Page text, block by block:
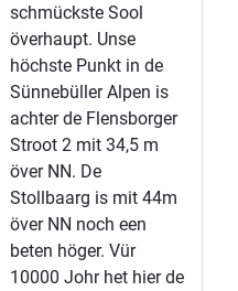
schmückste Sool
överhaupt. Unse
höchste Punkt in de
Sünnebüller Alpen is
achter de Flensborger
Stroot 2 mit 34,5 m
över NN. De
Stollbaarg is mit 44m
över NN noch een
beten höger. Vür
10000 Johr het hier de